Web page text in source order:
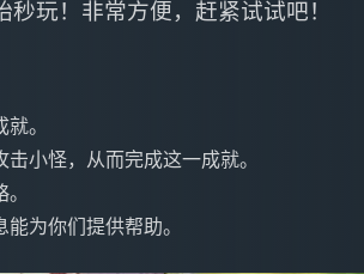
玩！非常方便，赶紧试试吧！
。
小怪，从而完成这一成就。
为你们提供帮助。